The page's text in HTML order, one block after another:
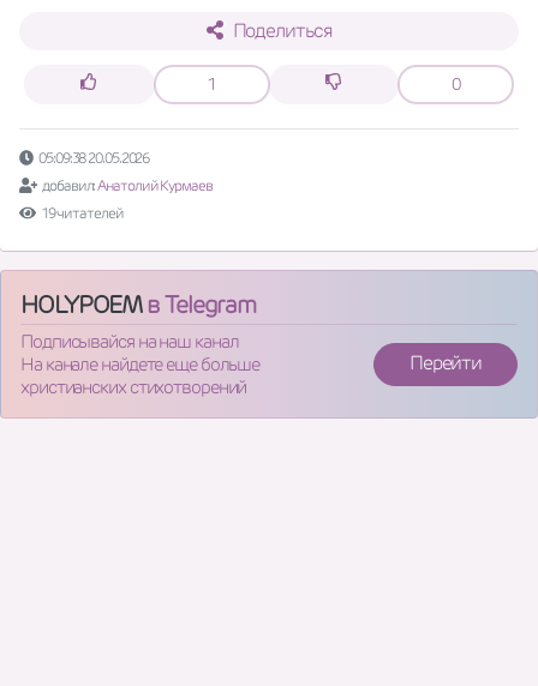
Поделиться
1 0
05:09:38 20.05.2026
добавил:Анатолий Курмаев
19 читателей
HOLYPOEMв Telegram
Подписывайся на наш канал
На канале найдете еще больше
христианских стихотворений
Перейти